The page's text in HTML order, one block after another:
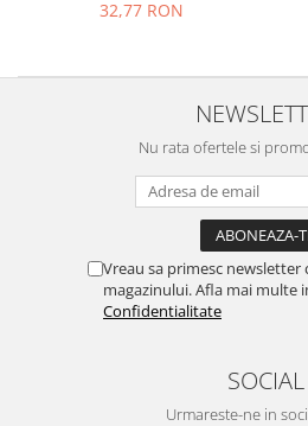
32,77 RON
Nu rata ofertele si
Vreau sa primesc
magazinului. Afla mai multe
Confidentialitate
SOCIAL
Urmareste-ne in